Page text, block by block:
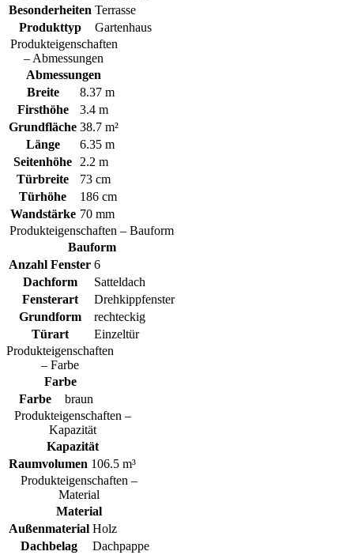
Besonderheiten Terrasse
Produkttyp
Gartenhaus
Produkteigenschaften
– Abmessungen
Abmessungen
Breite
8.37 m
Firsthöhe
3.4 m
Grundfläche 38.7 m²
Länge
6.35 m
Seitenhöhe
2.2 m
Türbreite
73 cm
Türhöhe
186 cm
Wandstärke 70 mm
Produkteigenschaften – Bauform
Bauform
Anzahl Fenster 6
Dachform
Satteldach
Fensterart
Drehkippfenster
Grundform
rechteckig
Türart
Einzeltür
Produkteigenschaften
– Farbe
Farbe
Farbe
braun
Produkteigenschaften –
Kapazität
Kapazität
Raumvolumen 106.5 m³
Produkteigenschaften –
Material
Material
Außenmaterial Holz
Dachbelag
Dachpappe